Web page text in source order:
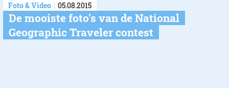
Foto & Video 05.08.2015
De mooiste foto’s van de National
Geographic Traveler contest